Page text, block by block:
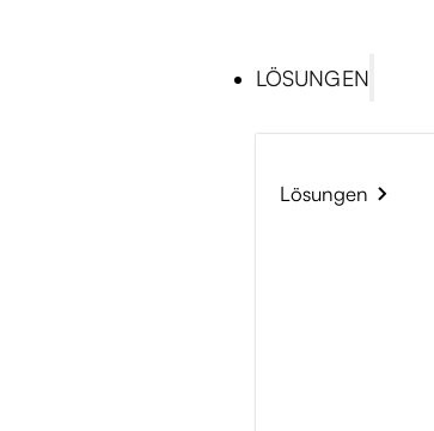
LÖSUNGEN
Lösungen